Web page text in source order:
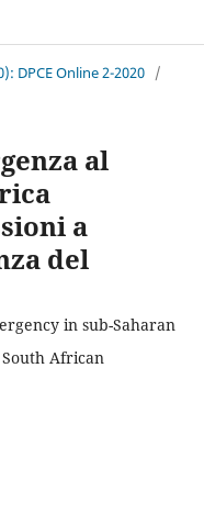
DPCE Online 2-2020 /
al
a
del
in sub-Saharan
African